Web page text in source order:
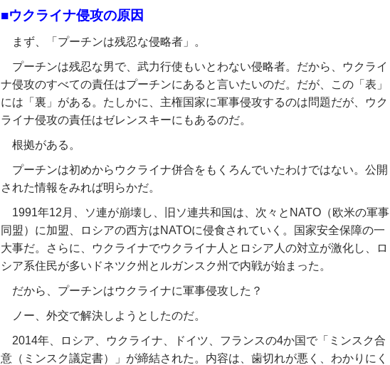
■ウクライナ侵攻の原因
まず、「プーチンは残忍な侵略者」。
プーチンは残忍な男で、武力行使もいとわない侵略者。だから、ウクライ
ナ侵攻のすべての責任はプーチンにあると言いたいのだ。だが、この「表」
には「裏」がある。たしかに、主権国家に軍事侵攻するのは問題だが、ウク
ライナ侵攻の責任はゼレンスキーにもあるのだ。
根拠がある。
プーチンは初めからウクライナ併合をもくろんでいたわけではない。公開
された情報をみれば明らかだ。
1991年12月、ソ連が崩壊し、旧ソ連共和国は、次々とNATO（欧米の軍事
同盟）に加盟、ロシアの西方はNATOに侵食されていく。国家安全保障の一
大事だ。さらに、ウクライナでウクライナ人とロシア人の対立が激化し、ロ
シア系住民が多いドネツク州とルガンスク州で内戦が始まった。
だから、プーチンはウクライナに軍事侵攻した？
ノー、外交で解決しようとしたのだ。
2014年、ロシア、ウクライナ、ドイツ、フランスの4か国で「ミンスク合
意（ミンスク議定書）」が締結された。内容は、歯切れが悪く、わかりにく